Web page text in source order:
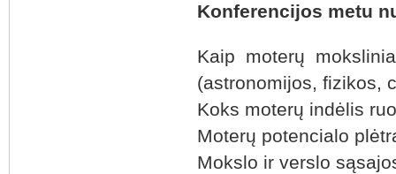
Konferencijos metu
Kaip moterų
(astronomijos, fizikos,
Koks moterų indėlis
Moterų potencialo
Mokslo ir verslo